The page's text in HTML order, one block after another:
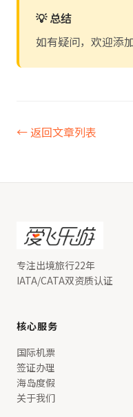
💡 总结
如有疑问，欢迎添
← 返回文章列表
专注出境旅行22年
IATA/CATA双资质认证
核心服务
国际机票
签证办理
海岛度假
关于我们